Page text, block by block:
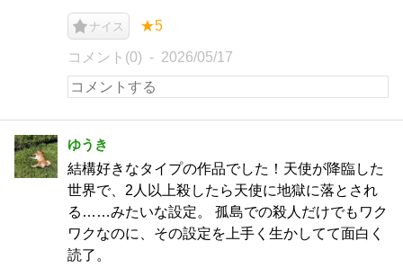
ナイス ★5
コメント(0) 2026/05/17
ゆうき
結構好きなタイプの作品でした！天使が降臨した
世界で、2人以上殺したら天使に地獄に落とされ
る……みたいな設定。 孤島での殺人だけでもワク
ワクなのに、その設定を上手く生かしてて面白く
読了。